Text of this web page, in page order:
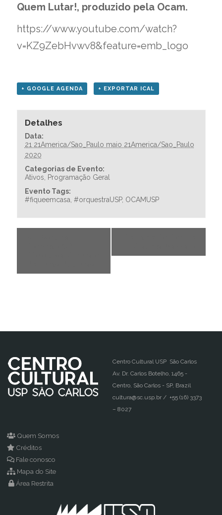
Quem Lutar!, produzido pela Ocam.
https://www.youtube.com/watch?
v=KZ9ZebHvwv8&feature=emb_logo
+ GOOGLE AGENDA + EXPORTAR ICAL
Detalhes
Data:
21 21America/Sao_Paulo maio 21America/Sao_Paulo
2020
Categorias de Evento:
Ativos
Programação Geral
Evento Tags:
#fiqueemcasa #orquestraUSP, OCAMUSP
Centro Cultural USP São Carlos
Av. Dr. Carlos Botelho, 1465 -
Centro, São Carlos - SP, Brazil
cultura@sc.usp.br / +55 (16) 3373
– 8027
Quem Somos
Créditos
Fale conosco
Mapa do Site
Área Restrita